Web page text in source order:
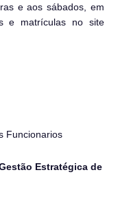
e aos sábados, em
e matrículas no site
Estratégica de